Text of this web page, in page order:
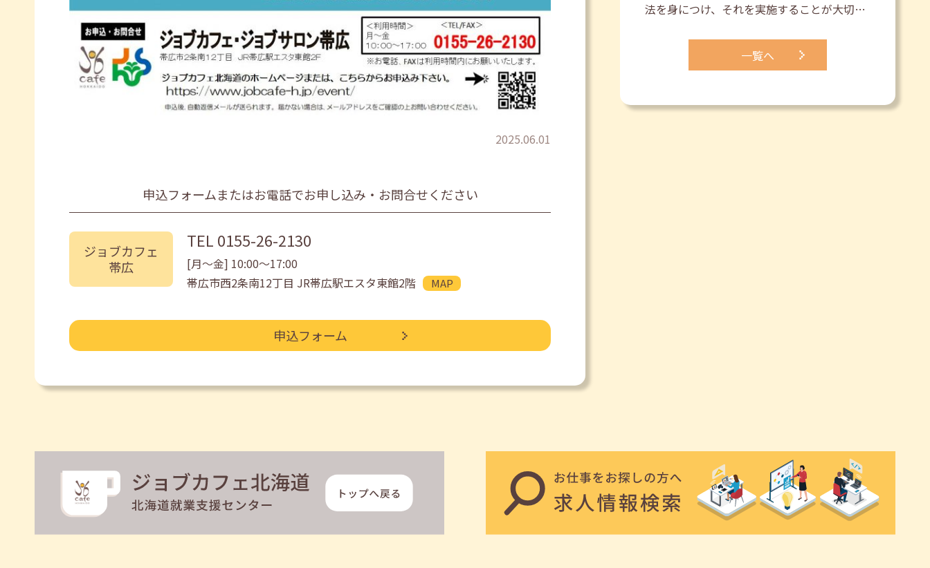
2025.06.01
申込フォームまたはお電話でお申し込み・お問合せください
ジョブカフェ
帯広
TEL 0155-26-2130
[月〜金] 10:00〜17:00
帯広市西2条南12丁目 JR帯広駅エスタ東館2階
MAP
申込フォーム
法を身につけ、それを実施することが大切…
一覧へ